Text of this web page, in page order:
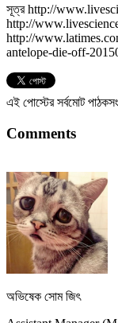
সূত্র http://
http://
http://
antelope-die-off-
এই পোস্টের সর্বমোট
Comments
অভিষেক সোম জিৎ